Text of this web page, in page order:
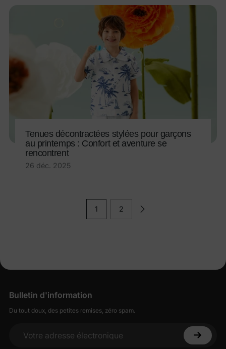
Tenues décontractées stylées pour garçons
au printemps : Confort et aventure se
rencontrent
26 déc. 2025
1 2
Bulletin d'information
Du tout doux, des petites remises, zéro spam.
Votre adresse électronique